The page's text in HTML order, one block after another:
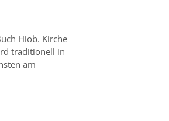
Hiob. Kirche
traditionell in
am